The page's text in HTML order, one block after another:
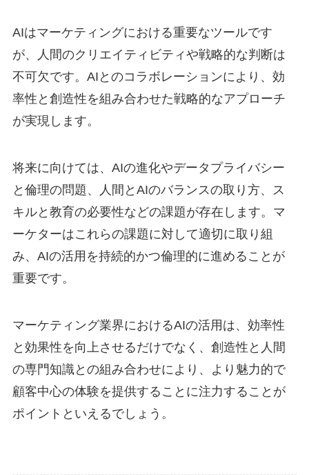
AIはマーケティングにおける重要なツールです
が、人間のクリエイティビティや戦略的な判断は
不可欠です。AIとのコラボレーションにより、効
率性と創造性を組み合わせた戦略的なアプローチ
が実現します。
将来に向けては、AIの進化やデータプライバシー
と倫理の問題、人間とAIのバランスの取り方、ス
キルと教育の必要性などの課題が存在します。マ
ーケターはこれらの課題に対して適切に取り組
み、AIの活用を持続的かつ倫理的に進めることが
重要です。
マーケティング業界におけるAIの活用は、効率性
と効果性を向上させるだけでなく、創造性と人間
の専門知識との組み合わせにより、より魅力的で
顧客中心の体験を提供することに注力することが
ポイントといえるでしょう。